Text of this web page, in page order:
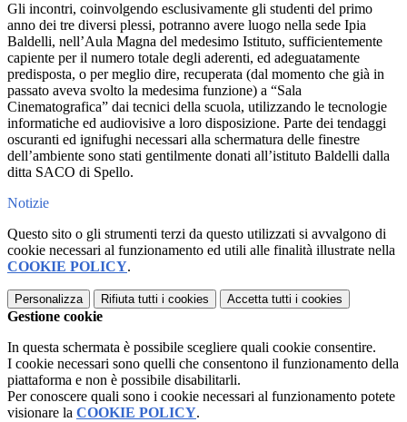
Gli incontri, coinvolgendo esclusivamente gli studenti del primo
anno dei tre diversi plessi, potranno avere luogo nella sede Ipia
Baldelli, nell’Aula Magna del medesimo Istituto, sufficientemente
capiente per il numero totale degli aderenti, ed adeguatamente
predisposta, o per meglio dire, recuperata (dal momento che già in
passato aveva svolto la medesima funzione) a “Sala
Cinematografica” dai tecnici della scuola, utilizzando le tecnologie
informatiche ed audiovisive a loro disposizione. Parte dei tendaggi
oscuranti ed ignifughi necessari alla schermatura delle finestre
dell’ambiente sono stati gentilmente donati all’istituto Baldelli dalla
ditta SACO di Spello.
Notizie
Questo sito o gli strumenti terzi da questo utilizzati si avvalgono di
cookie necessari al funzionamento ed utili alle finalità illustrate nella
COOKIE POLICY.
Personalizza Rifiuta tutti i cookies Accetta tutti i cookies
Gestione cookie
In questa schermata è possibile scegliere quali cookie consentire.
I cookie necessari sono quelli che consentono il funzionamento della
piattaforma e non è possibile disabilitarli.
Per conoscere quali sono i cookie necessari al funzionamento potete
visionare la COOKIE POLICY.